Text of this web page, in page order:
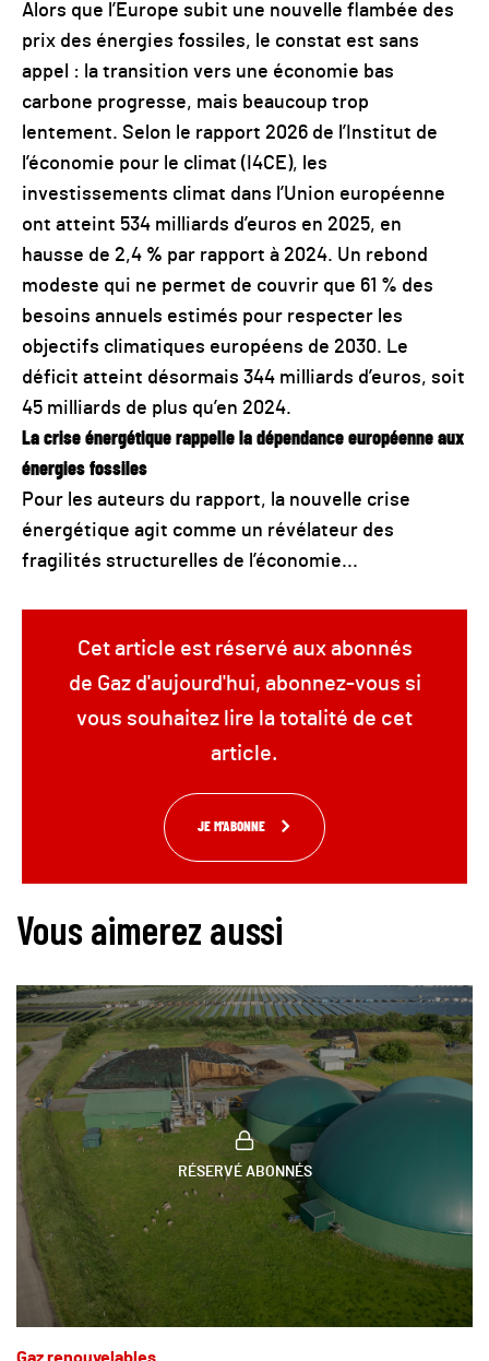
Alors que l’Europe subit une nouvelle flambée des
prix des énergies fossiles, le constat est sans
appel : la transition vers une économie bas
carbone progresse, mais beaucoup trop
lentement. Selon le rapport 2026 de l’Institut de
l’économie pour le climat (I4CE), les
investissements climat dans l’Union européenne
ont atteint 534 milliards d’euros en 2025, en
hausse de 2,4 % par rapport à 2024. Un rebond
modeste qui ne permet de couvrir que 61 % des
besoins annuels estimés pour respecter les
objectifs climatiques européens de 2030. Le
déficit atteint désormais 344 milliards d’euros, soit
45 milliards de plus qu’en 2024.
La crise énergétique rappelle la dépendance européenne aux
énergies fossiles
Pour les auteurs du rapport, la nouvelle crise
énergétique agit comme un révélateur des
fragilités structurelles de l’économie...
Cet article est réservé aux abonnés
de Gaz d'aujourd'hui, abonnez-vous si
vous souhaitez lire la totalité de cet
article.
JE M'ABONNE
Vous aimerez aussi
RÉSERVÉ ABONNÉS